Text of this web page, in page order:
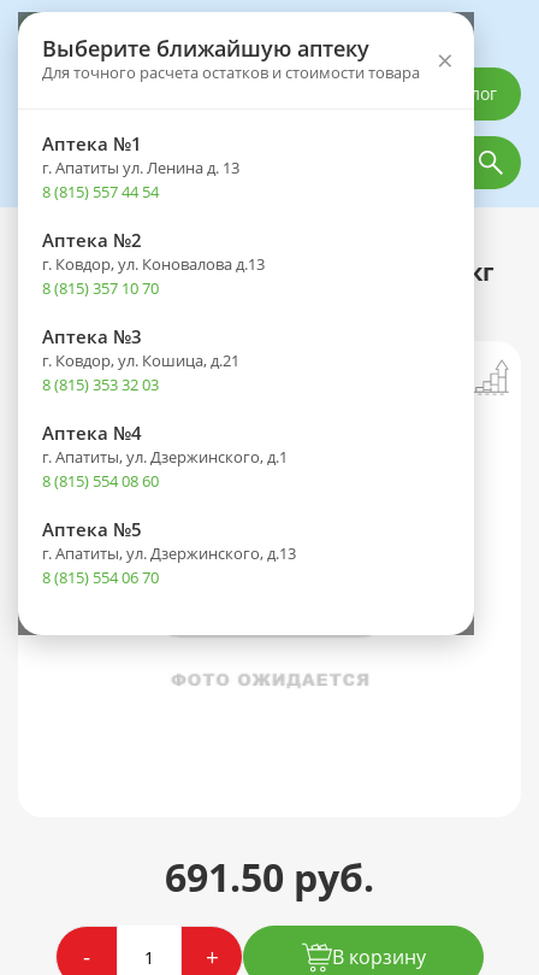
Выберите ближайшую аптеку
Для точного расчета остатков и стоимости товара ×
Аптека №1
г. Апатиты ул. Ленина д. 13
8 (815) 557 44 54
Аптека №2
г. Ковдор, ул. Коновалова д.13
8 (815) 357 10 70
Аптека №3
г. Ковдор, ул. Кошица, д.21
8 (815) 353 32 03
Аптека №4
г. Апатиты, ул. Дзержинского, д.1
8 (815) 554 08 60
Аптека №5
г. Апатиты, ул. Дзержинского, д.13
8 (815) 554 06 70
Каталог
Каталог Товары
ПланиЖенс дезо 30 таб. 150мкг+30мкг
№21 (скидка 8% кратно 3уп.)
691.50 руб.
- +
В корзину